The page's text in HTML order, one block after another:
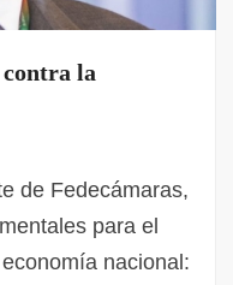
la
de Fedecámaras,
para el
nacional: